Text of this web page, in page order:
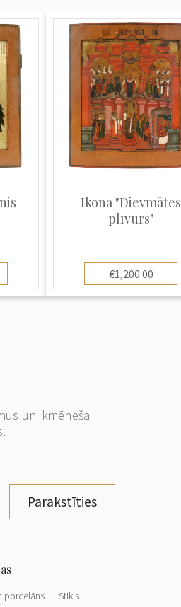
Ikona "Dievmātes
plīvurs"
€1,200.00
un ikmēneša
Parakstīties
porcelāns Stikls